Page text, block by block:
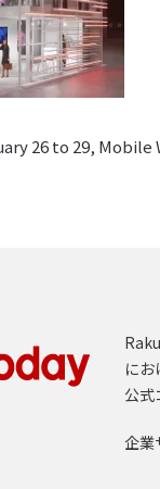
26 to 29,
にお
公式
企業